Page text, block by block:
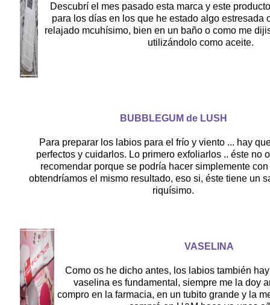
Descubrí el mes pasado esta marca y este
para los días en los que he estado algo estresada
relajado mcuhísimo, bien en un baño o como me
utilizándolo como aceite.
BUBBLEGUM de LUSH
Para preparar los labios para el frío y viento ... hay
perfectos y cuidarlos. Lo primero exfoliarlos .. éste no
recomendar porque se podría hacer simplemente
obtendríamos el mismo resultado, eso si, éste tiene un
riquísimo.
VASELINA
Como os he dicho antes, los labios también
vaselina es fundamental, siempre me la doy
compro en la farmacia, en un tubito grande y la